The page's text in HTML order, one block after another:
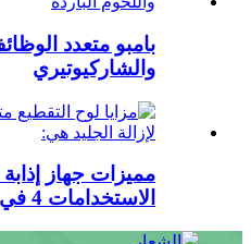
بامبو متعدد
والشاركيوتيري
مميزات جهاز إذابة
الاستخدامات 4 في 1